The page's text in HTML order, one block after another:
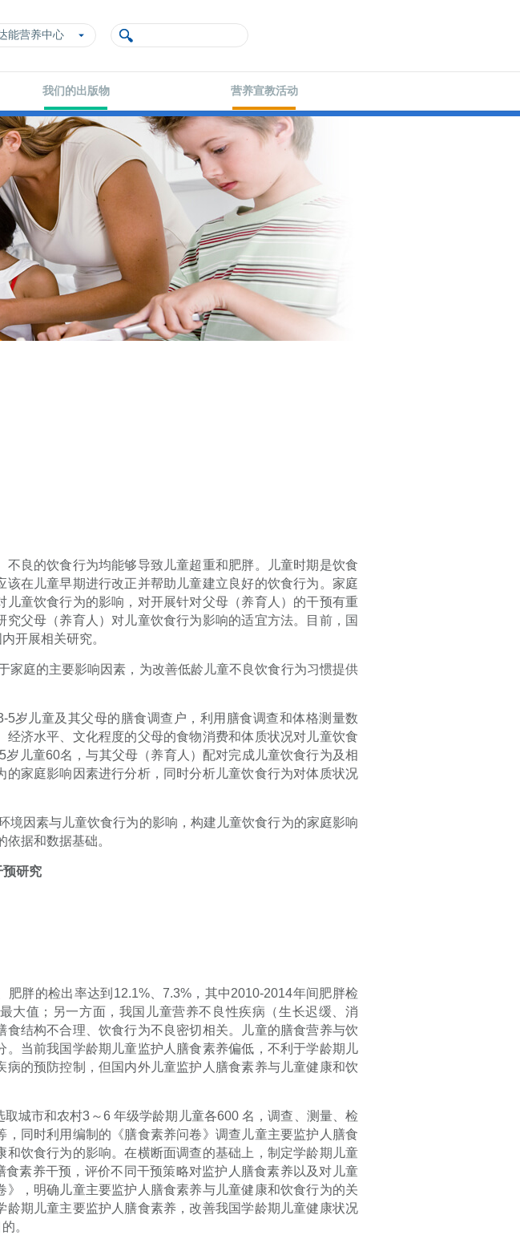
能营养中心
我们的出版物 营养宣教活动
良的饮食行为均能够导致儿童超重和肥胖。儿童时期是饮食
在儿童早期进行改正并帮助儿童建立良好的饮食行为。家庭
童饮食行为的影响，对开展针对父母（养育人）的干预有重
父母（养育人）对儿童饮食行为影响的适宜方法。目前，国
开展相关研究。
家庭的主要影响因素，为改善低龄儿童不良饮食行为习惯提供
5岁儿童及其父母的膳食调查户，利用膳食调查和体格测量数
济水平、文化程度的父母的食物消费和体质状况对儿童饮食
岁儿童60名，与其父母（养育人）配对完成儿童饮食行为及相
家庭影响因素进行分析，同时分析儿童饮食行为对体质状况
境因素与儿童饮食行为的影响，构建儿童饮食行为的家庭影响
据和数据基础。
预研究
肥胖的检出率达到 12.1%、7.3% ，其中2010-2014年间肥胖检
大值；另一方面，我国儿童营养不良性疾病（生长迟缓、消
结构不合理、饮食行为不良密切相关。儿童的膳食营养与饮
当前我国学龄期儿童监护人膳食素养偏低，不利于学龄期儿
的预防控制，但国内外儿童监护人膳食素养与儿童健康和饮
取城市和农村3 ～6 年级学龄期儿童各600名，调查、测量、检
同时利用编制的《膳食素养问卷》调查儿童主要监护人膳食
饮食行为的影响。在横断面调查的基础上，制定学龄期儿童
食素养干预，评价不同干预策略对监护人膳食素养以及对儿童
，明确儿童主要监护人膳食素养与儿童健康和饮食行为的关
期儿童主要监护人膳食素养，改善我国学龄期儿童健康状况
。